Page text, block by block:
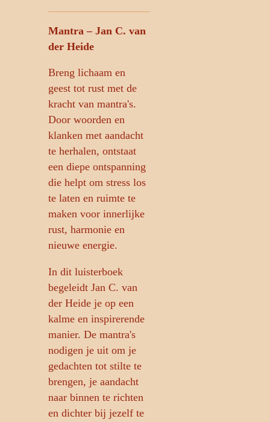
Mantra – Jan C. van
der Heide
Breng lichaam en
geest tot rust met de
kracht van mantra's.
Door woorden en
klanken met aandacht
te herhalen, ontstaat
een diepe ontspanning
die helpt om stress los
te laten en ruimte te
maken voor innerlijke
rust, harmonie en
nieuwe energie.
In dit luisterboek
begeleidt Jan C. van
der Heide je op een
kalme en inspirerende
manier. De mantra's
nodigen je uit om je
gedachten tot stilte te
brengen, je aandacht
naar binnen te richten
en dichter bij jezelf te